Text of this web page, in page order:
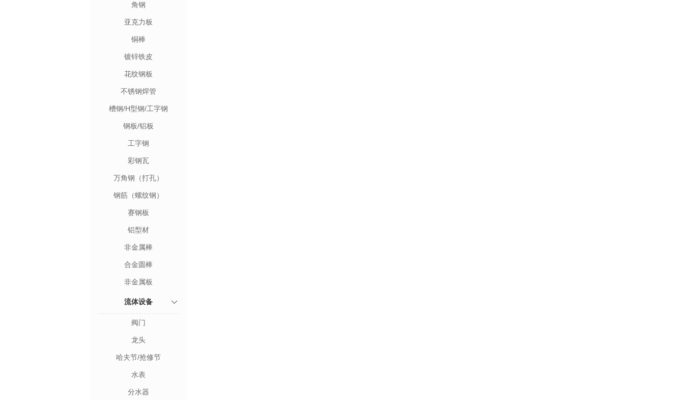
角钢
亚克力板
铜棒
镀锌铁皮
花纹钢板
不锈钢焊管
槽钢/H型钢/工字钢
钢板/铝板
工字钢
彩钢瓦
万角钢（打孔）
钢筋（螺纹钢）
赛钢板
铝型材
非金属棒
合金圆棒
非金属板
流体设备
阀门
龙头
哈夫节/抢修节
水表
分水器